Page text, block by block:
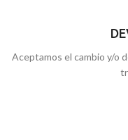
Aceptamos el cambio y/o